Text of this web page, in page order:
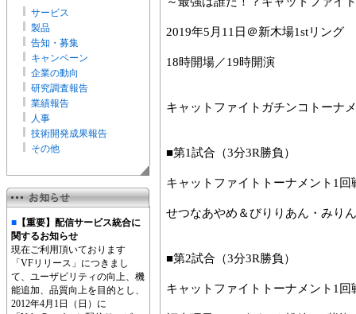
サービス
製品
告知・募集
キャンペーン
企業の動向
研究調査報告
業績報告
人事
技術開発成果報告
その他
■ 【重要】配信サービス統合に
関するお知らせ
現在ご利用頂いております
「VFリリース」につきまし
て、ユーザビリティの向上、機
能追加、品質向上を目的とし、
2012年4月1日（日）に
2019年5月11日＠新木場1stリング
18時開場／19時開演
キャットファイトガチンコトーナ
■第1試合（3分3R勝負）
キャットファイトトーナメント1回
せつなあやめ＆びりりあん・みり
■第2試合（3分3R勝負）
キャットファイトトーナメント1回